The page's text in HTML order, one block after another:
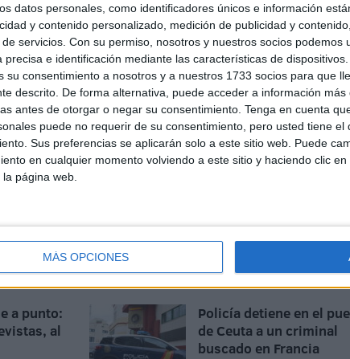
datos personales, como identificadores únicos e información
y contenido personalizado, medición de publicidad y
servicios. Con su permiso, nosotros y nuestros socios podemos
precisa e identificación mediante las características de
su consentimiento a nosotros y a nuestros 1733 socios para que
descrito. De forma alternativa, puede acceder a información
antes de otorgar o negar su consentimiento. Tenga en cuenta
puede no requerir de su consentimiento, pero usted tiene el
Sus preferencias se aplicarán solo a este sitio web. Puede
en cualquier momento volviendo a este sitio y haciendo clic
página web.
MÁS OPCIONES
cuenta es el panorama de recuperación de relaciones
condenados a entenderse. Las mejoras que se apuntan
no pueden ser quebrados de manera tan salvaje como
como para aspirar a algo mejor. La visita de
a punto:
al
Policía detiene en el
de Ceuta a un criminal
buscado en Francia